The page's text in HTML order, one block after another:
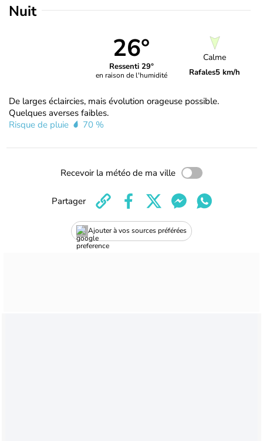
Nuit
26°
Ressenti 29°
en raison de l'humidité
Calme
Rafales5 km/h
De larges éclaircies, mais évolution orageuse possible.
Quelques averses faibles.
Risque de pluie
70 %
Recevoir la météo de ma ville
Ajouter à vos sources préférées
Partager